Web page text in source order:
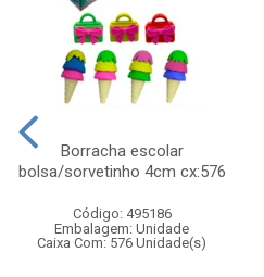
Borracha escolar
bolsa/sorvetinho 4cm cx:576
Código: 495186
Embalagem: Unidade
Caixa Com: 576 Unidade(s)